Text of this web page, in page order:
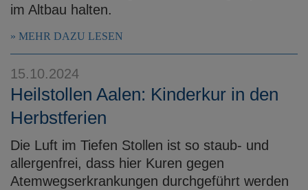
im Altbau halten.
MEHR DAZU LESEN
15.10.2024
Heilstollen Aalen: Kinderkur in den
Herbstferien
Die Luft im Tiefen Stollen ist so staub- und
allergenfrei, dass hier Kuren gegen
Atemwegserkrankungen durchgeführt werden